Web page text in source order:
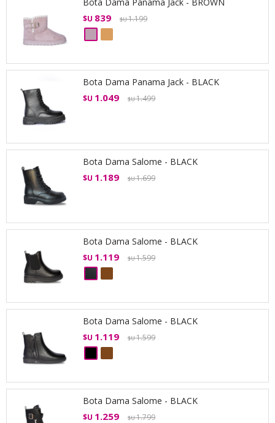
$U 839 $U1.199
Bota Dama Panama Jack - BLACK
$U 1.049 $U1.499
Bota Dama Salome - BLACK
$U 1.189 $U1.699
Bota Dama Salome - BLACK
$U 1.119 $U1.599
Bota Dama Salome - BLACK
$U 1.119 $U1.599
Bota Dama Salome - BLACK
$U 1.259 $U1.799